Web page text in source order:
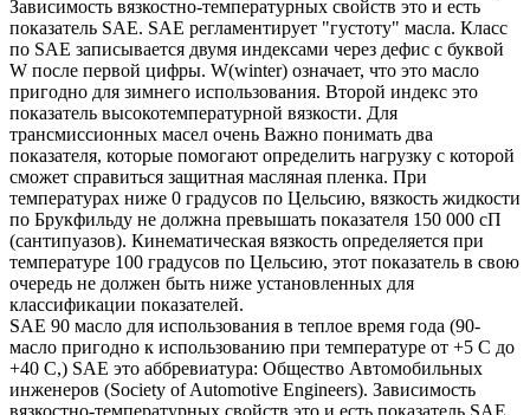
Зависимость вязкостно-температурных свойств это и есть
показатель SAE. SAE регламентирует "густоту" масла. Класс
по SAE записывается двумя индексами через дефис с буквой
W после первой цифры. W(winter) означает, что это масло
пригодно для зимнего использования. Второй индекс это
показатель высокотемпературной вязкости. Для
трансмиссионных масел очень Важно понимать два
показателя, которые помогают определить нагрузку с которой
сможет справиться защитная масляная пленка. При
температурах ниже 0 градусов по Цельсию, вязкость жидкости
по Брукфильду не должна превышать показателя 150 000 сП
(сантипуазов). Кинематическая вязкость определяется при
температуре 100 градусов по Цельсию, этот показатель в свою
очередь не должен быть ниже установленных для
классификации показателей.
SAE 90 масло для использования в теплое время года (90-
масло пригодно к использованию при температуре от +5 С до
+40 С,) SAE это аббревиатура: Общество Автомобильных
инженеров (Society of Automotive Engineers). Зависимость